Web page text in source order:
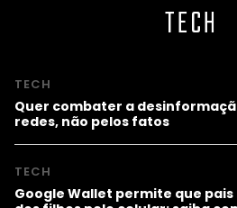
TECH
TECH
Quer combater a
redes, não pelos fatos
TECH
Google Wallet permite que